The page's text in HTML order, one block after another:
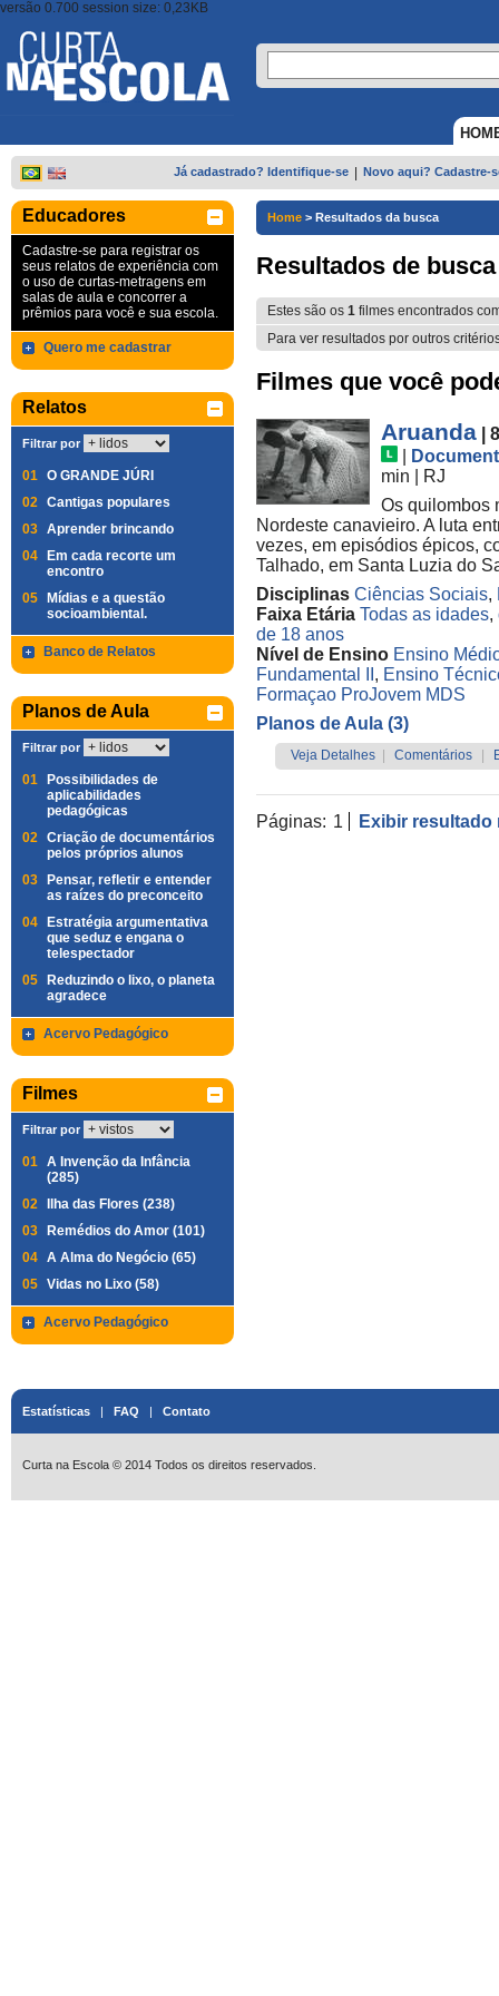
versão 0.700 session size: 0,23KB
Já cadastrado? Identifique-se Novo aqui? Cadastre-
Educadores
Cadastre-se para registrar os
seus relatos de experiência com
o uso de curtas-metragens em
salas de aula e concorrer a
prêmios para você e sua escola.
Quero me cadastrar
Relatos
Filtrar por
01 O GRANDE JÚRI
02 Cantigas populares
03 Aprender brincando
04
Em cada recorte um
encontro
05
Mídias e a questão
socioambiental.
Banco de Relatos
Planos de Aula
Filtrar por
01
Possibilidades de
aplicabilidades
pedagógicas
02 Criação de documentários
pelos próprios alunos
03
Pensar, refletir e entender
as raízes do preconceito
04
Estratégia argumentativa
que seduz e engana o
telespectador
05
Reduzindo o lixo, o planeta
agradece
Acervo Pedagógico
Filmes
Filtrar por
01 A Invenção da Infância
(285)
02
Ilha das Flores (238)
03
Remédios do Amor (101)
04 A Alma do Negócio (65)
05 Vidas no Lixo (58)
Acervo Pedagógico
Home > Resultados da busca
Resultados de busca
Estes são os 1 filmes encontrados
Para ver resultados por outros
Filmes que você
Aruanda
|
min
RJ
Os quilombos
Nordeste canavieiro. A luta
vezes, em episódios épicos,
Talhado, em Santa Luzia do
Disciplinas Ciências Sociais,
Faixa Etária Todas as idades,
de 18 anos
Nível de Ensino Ensino
Fundamental II , Ensino
Formaçao ProJovem MDS
Planos de Aula (3)
Veja Detalhes Comentários
Páginas: 1 Exibir resultado
Estatísticas | FAQ | Contato
Curta na Escola © 2014 Todos os direitos reservados.